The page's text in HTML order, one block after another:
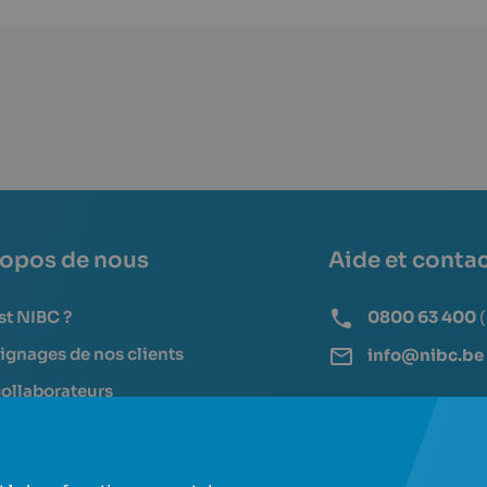
de nous
NIBC ?
de nos clients
Aide et
0800 63 400
info@nibc.be